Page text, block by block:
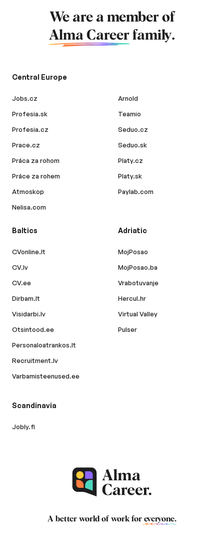
We are a member of
Alma Career family.
Central Europe
Jobs.cz
Profesia.sk
Profesia.cz
Prace.cz
Práca za rohom
Práce za rohem
Atmoskop
Nelisa.com
Arnold
Teamio
Seduo.cz
Seduo.sk
Platy.cz
Platy.sk
Paylab.com
Baltics
CVonline.lt
CV.lv
CV.ee
Dirbam.lt
Visidarbi.lv
Otsintood.ee
Personaloatrankos.lt
Recruitment.lv
Varbamisteenused.ee
Adriatic
MojPosao
MojPosao.ba
Vrabotuvanje
Hercul.hr
Virtual Valley
Pulser
Scandinavia
Jobly.fi
A better world of work for everyone.